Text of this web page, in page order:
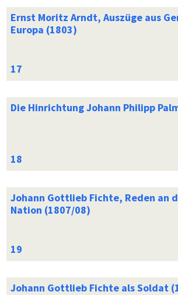
Ernst Moritz Arndt, Auszüge aus
Europa (1803)
Die Hinrichtung Johann Philipp
Johann Gottlieb Fichte, Reden an
Nation (1807/08)
Johann Gottlieb Fichte als Soldat